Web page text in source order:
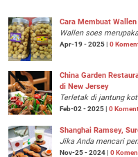
Cara Membuat
Wallen soes
Apr-19 - 2025 | 0
China Garden
di New Jersey
Terletak di jantung
Feb-02 - 2025 | 0
Shanghai Ramsey,
Jika Anda mencari
Nov-25 - 2024 | 0